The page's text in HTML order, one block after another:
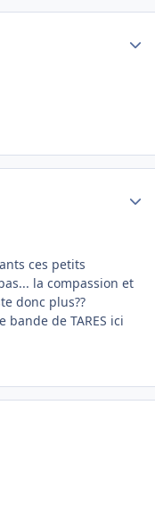
ces petits
la compassion et
donc plus??
de TARES ici